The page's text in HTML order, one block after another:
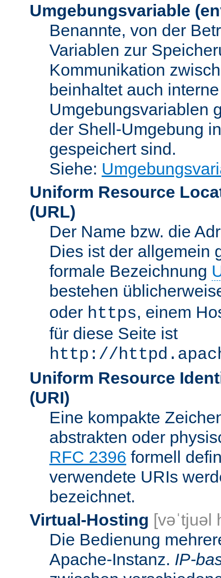
Umgebungsvariable
Benannte, von der
Variablen zur
Kommunikation
beinhaltet auch
Umgebungsvariablen
der Shell-Umgebung
gespeichert sind.
Siehe:
Uniform Resource
(URL)
Der Name bzw. die
Dies ist der allgemein
formale Bezeichnung
bestehen
oder https, einem
für diese Seite ist
http://
Uniform Resource
(URI)
Eine kompakte
abstrakten oder
RFC 2396 formell
verwendete URIs
bezeichnet.
Virtual-Hosting [vəˈtjuəl
Die Bedienung
Apache-Instanz. IP-